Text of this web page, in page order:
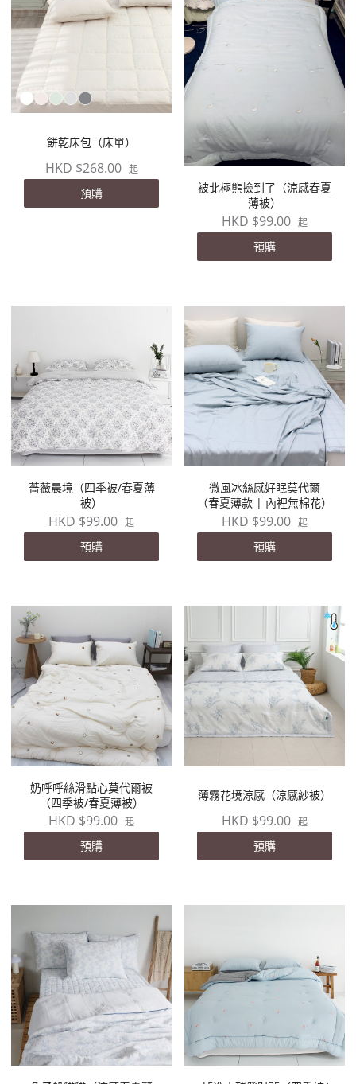
餅乾床包（床單）
HKD $268.00 起
預購
被北極熊撿到了（涼感春夏
薄被）
HKD $99.00 起
預購
薔薇晨境（四季被/春夏薄
被）
HKD $99.00 起
預購
微風冰絲感好眠莫代爾
（春夏薄款 | 內裡無棉花）
HKD $99.00 起
預購
奶呼呼絲滑點心莫代爾被
（四季被/春夏薄被）
HKD $99.00 起
預購
薄霧花境涼感（涼感紗被）
HKD $99.00 起
預購